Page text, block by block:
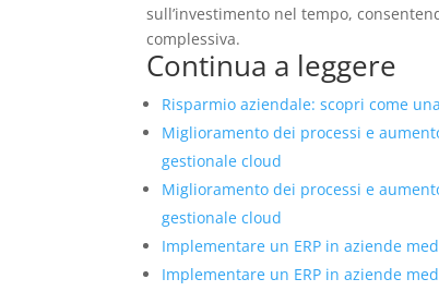
sull’investimento nel tempo,
complessiva.
Continua a leggere
Risparmio aziendale: scopri come
Miglioramento dei processi e
gestionale cloud
Miglioramento dei processi e
gestionale cloud
Implementare un ERP in aziende
Implementare un ERP in aziende